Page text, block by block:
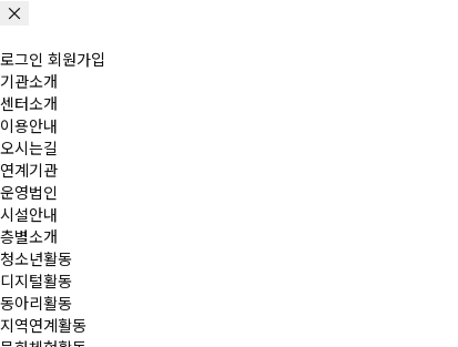
로그인 회원가입
기관소개
센터소개
이용안내
오시는길
연계기관
운영법인
시설안내
층별소개
청소년활동
디지털활동
동아리활동
지역연계활동